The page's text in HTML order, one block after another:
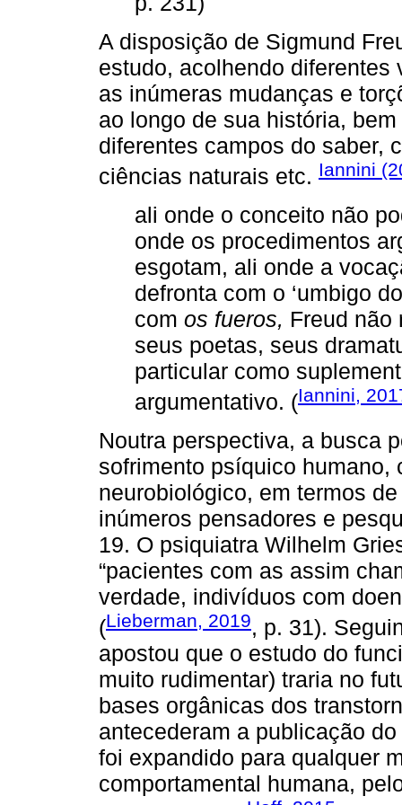
A disposição de Sigmund
estudo, acolhendo
as inúmeras mudanças e
ao longo de sua história,
diferentes campos do saber,
ciências naturais etc. Iannini
ali onde o conceito não
onde os procedimentos
esgotam, ali onde a
defronta com o ‘umbigo
com os fueros, Freud não
seus poetas, seus
particular como
argumentativo. (Iannini,
Noutra perspectiva, a busca
sofrimento psíquico humano,
neurobiológico, em termos
inúmeros pensadores e
19. O psiquiatra Wilhelm
“pacientes com as assim
verdade, indivíduos com
(Lieberman, 2019, p. 31).
apostou que o estudo do
muito rudimentar) traria no
bases orgânicas dos
antecederam a publicação
foi expandido para qualquer
comportamental humana,